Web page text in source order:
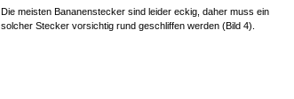
Die meisten Bananenstecker sind leider eckig, daher muss ein
solcher Stecker vorsichtig rund geschliffen werden (Bild 4).